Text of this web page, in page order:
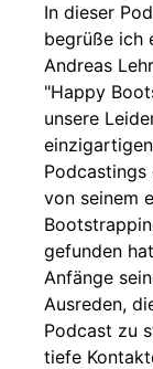
In dieser
begrüße ich
Andreas
"Happy
unsere
Podcastings
von seinem
gefunden
Anfänge
Ausreden,
Podcast zu
tiefe